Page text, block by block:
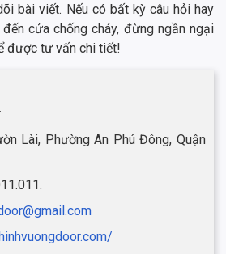
bài viết. Nếu có bất kỳ câu hỏi hay
cửa chống cháy, đừng ngần ngại
được tư vấn chi tiết!
Lài, Phường An Phú Đông, Quận